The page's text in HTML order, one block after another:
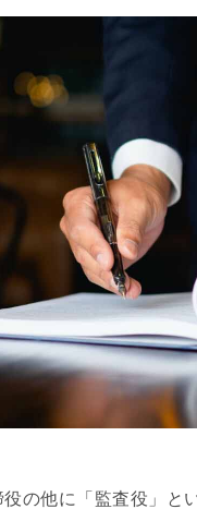
の他に「監査役」と